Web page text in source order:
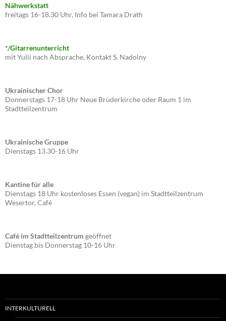
Nähwerkstatt
freitags 16-18.30 Uhr, Info bei Tamara Drath
*/Gitarrenunterricht
mit Yulii nach Absprache, Kontakt S. Nadolny
Ukrainischer Chor
Donnerstags 17-18 Uhr Neue Brüderkirche oder Raum 1 im
Stadtteilzentrum
Ukrainische Gruppe
Dienstags 13.30-16 Uhr
Kantine für alle
Dienstags 18 Uhr kostenloses Essen (vegan) im Stadtteilzentrum
Wesertor, Café
Café im Stadtteilzentrum geöffnet
Dienstag bis Donnerstag 10-16 Uhr
INTERKULTURELL